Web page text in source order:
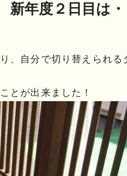
新年度２日目は・
、自分で切り替えられる
とが出来ました！